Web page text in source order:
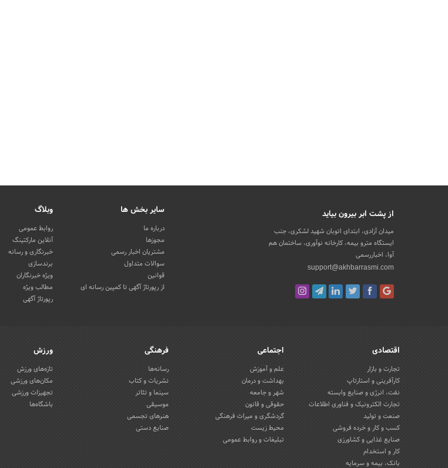
از پشت ابر بیرون بیاید
میدان آزادی، ابتدای اتوبان شهید لشکری، جنب
ایستگاه مترو بیمه، کارخانه نوآوری، ساختمان هم
آوا، اخباررسمی
support@akhbarrasmi.com
سایر بخش ها
درباره ما
مجوزها
مشتریان اخبار رسمی
سوالات متداول
قوانین
از رپورتاژ آگهی تا کمپین رسانه ای
وبلاگ
روابط عمومی
آنلاین مارکتینگ
خبرنگاری و رسانه
برندسازی
ویژه خبرنگاران
مطالب ویژه
رپورتاژ آگهی
اقتصادی
تجارت و بازار
کارآفرینی و استارتاپ
نفت، انرژی و صنایع وابسته
تجارت الکترونیک و فناوری اطلاعات
صنعت و تولید
کسب و کار و خرده فروشی
صنایع غذایی و کشاورزی
کار و استخدام
بانک، بیمه و سرمایه
اجتماعی
علم و آموزش
بهداشت و درمان
شهر و جامعه
حقوقی و قانون
گردشگری و میراث فرهنگی
محیط زیست
تبلیغات و روابط عمومی
فرهنگی
رسانه‌ها
نشریات و کتاب
سینما و تئاتر
موسیقی
هنرهای تجسمی
صنایع دستی
ورزش
تازه‌های ورزش
مکان‌های ورزشی
تجهیزات ورزشی
باشگاه‌ها